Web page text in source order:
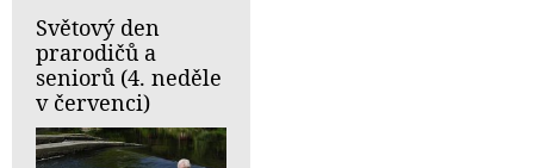
Světový den
prarodičů a
seniorů (4. neděle
v červenci)